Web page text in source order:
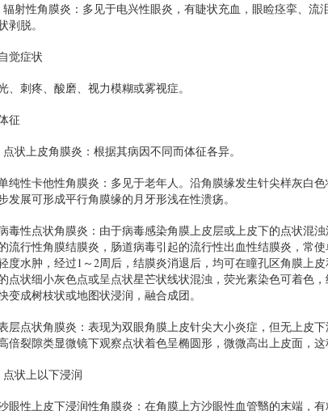
性角膜炎：多见于电兴性眼炎，有睫状充血，眼睑痉挛、流
剥脱。
症状
刺疼、酸磨、视力模糊或雾视症。
征
上皮角膜炎：根据其病因不同而体征各异。
卡他性角膜炎：多见于老年人。沿角膜缘发生针尖样灰白色
发展可形成平行角膜缘的月牙形浅在性溃疡。
点状角膜炎：由于病毒感染角膜上皮层或上皮下的点状混浊
流行性角膜结膜炎，肠道病毒引起的流行性出血性结膜炎，常
度水肿，经过1～2周后，结膜炎消退后，均可在瞳孔区角膜上
点状细小灰色点或呈点状星芒状线状混浊，荧光素染色可着色
变成树枝状或地图状浸润，融合成团。
状角膜炎：表现为双眼角膜上皮针尖大小炎症，但无上皮下
倍裂隙类显微镜下观察点状着色呈椭圆形，微微高出上皮面，这
状上以下浸润
上皮下浸润性角膜炎：在角膜上方沙眼性血管翳的末端，有